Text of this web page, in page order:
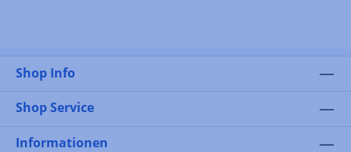
Shop Info
Shop Service
Informationen